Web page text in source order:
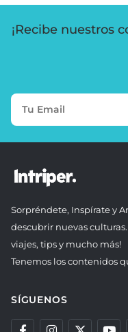
¡Recibe nuestros
Sorpréndete, Inspírate y
descubrir nuevas
viajes, tips y mucho más!
Tenemos los contenidos
SÍGUENOS